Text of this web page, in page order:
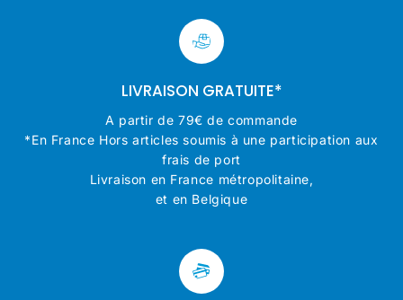
LIVRAISON GRATUITE*
A partir de 79€ de commande
*En France Hors articles soumis à une participation aux
frais de port
Livraison en France métropolitaine,
et en Belgique